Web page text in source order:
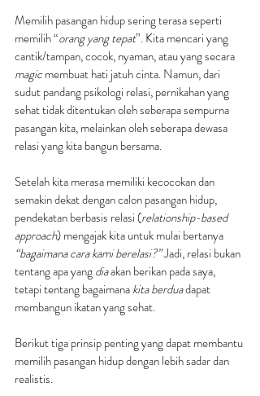
Memilih pasangan hidup sering terasa seperti
memilih “orang yang tepat”. Kita mencari yang
cantik/tampan, cocok, nyaman, atau yang secara
magic membuat hati jatuh cinta. Namun, dari
sudut pandang psikologi relasi, pernikahan yang
sehat tidak ditentukan oleh seberapa sempurna
pasangan kita, melainkan oleh seberapa dewasa
relasi yang kita bangun bersama.
Setelah kita merasa memiliki kecocokan dan
semakin dekat dengan calon pasangan hidup,
pendekatan berbasis relasi (relationship-based
approach) mengajak kita untuk mulai bertanya
“bagaimana cara kami berelasi?” Jadi, relasi bukan
tentang apa yang dia akan berikan pada saya,
tetapi tentang bagaimana kita berdua dapat
membangun ikatan yang sehat.
Berikut tiga prinsip penting yang dapat membantu
memilih pasangan hidup dengan lebih sadar dan
realistis.